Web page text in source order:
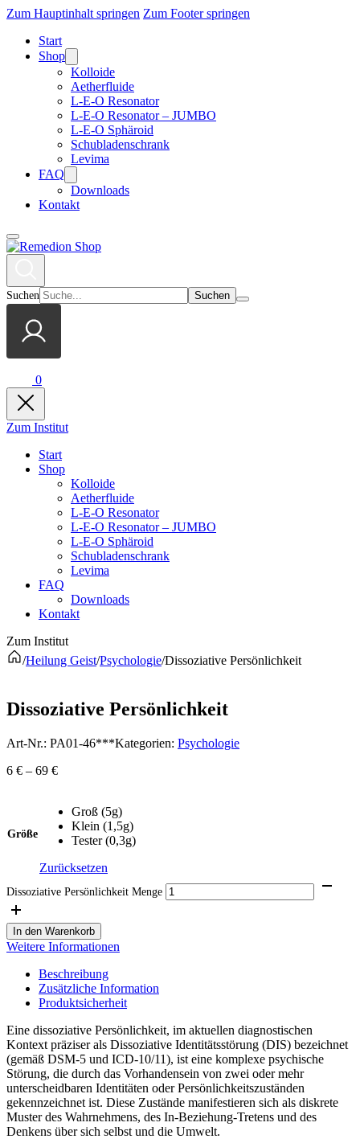
Zum Hauptinhalt springen Zum Footer springen
Start
Shop
Kolloide
Aetherfluide
L-E-O Resonator
L-E-O Resonator – JUMBO
L-E-O Sphäroid
Schubladenschrank
Levima
FAQ
Downloads
Kontakt
Suchen
0
Zum Institut
Start
Shop
Kolloide
Aetherfluide
L-E-O Resonator
L-E-O Resonator – JUMBO
L-E-O Sphäroid
Schubladenschrank
Levima
FAQ
Downloads
Kontakt
Zum Institut
/Heilung Geist/Psychologie/Dissoziative Persönlichkeit
Dissoziative Persönlichkeit
Art-Nr.: PA01-46***Kategorien: Psychologie
6 € – 69 €
Größe
Groß (5g)
Klein (1,5g)
Tester (0,3g)
Zurücksetzen
Dissoziative Persönlichkeit Menge
In den Warenkorb
Weitere Informationen
Beschreibung
Zusätzliche Information
Produktsicherheit
Eine dissoziative Persönlichkeit, im aktuellen diagnostischen
Kontext präziser als Dissoziative Identitätsstörung (DIS) bezeichnet
(gemäß DSM-5 und ICD-10/11), ist eine komplexe psychische
Störung, die durch das Vorhandensein von zwei oder mehr
unterscheidbaren Identitäten oder Persönlichkeitszuständen
gekennzeichnet ist. Diese Zustände manifestieren sich als diskrete
Muster des Wahrnehmens, des In-Beziehung-Tretens und des
Denkens über sich selbst und die Umwelt.